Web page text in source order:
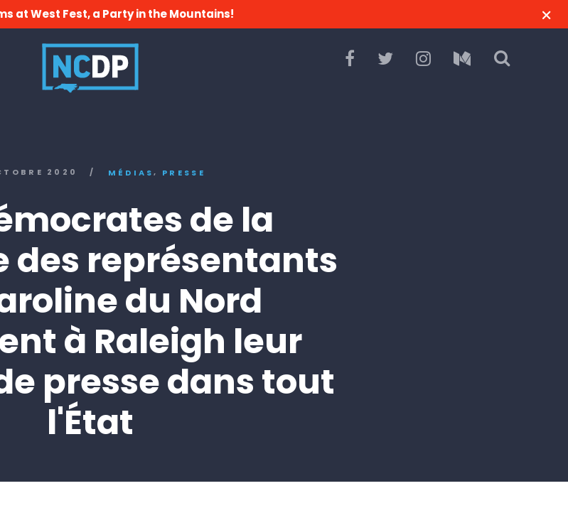
at West Fest, a Party in the Mountains!
2020 / MÉDIAS, PRESSE
de la
des représentants
du Nord
à Raleigh leur
presse dans tout
l'État